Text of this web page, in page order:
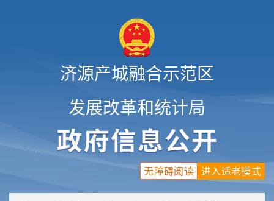
济源产城融合示范区
发展改革和统计局
进入适老模式
无障碍阅读